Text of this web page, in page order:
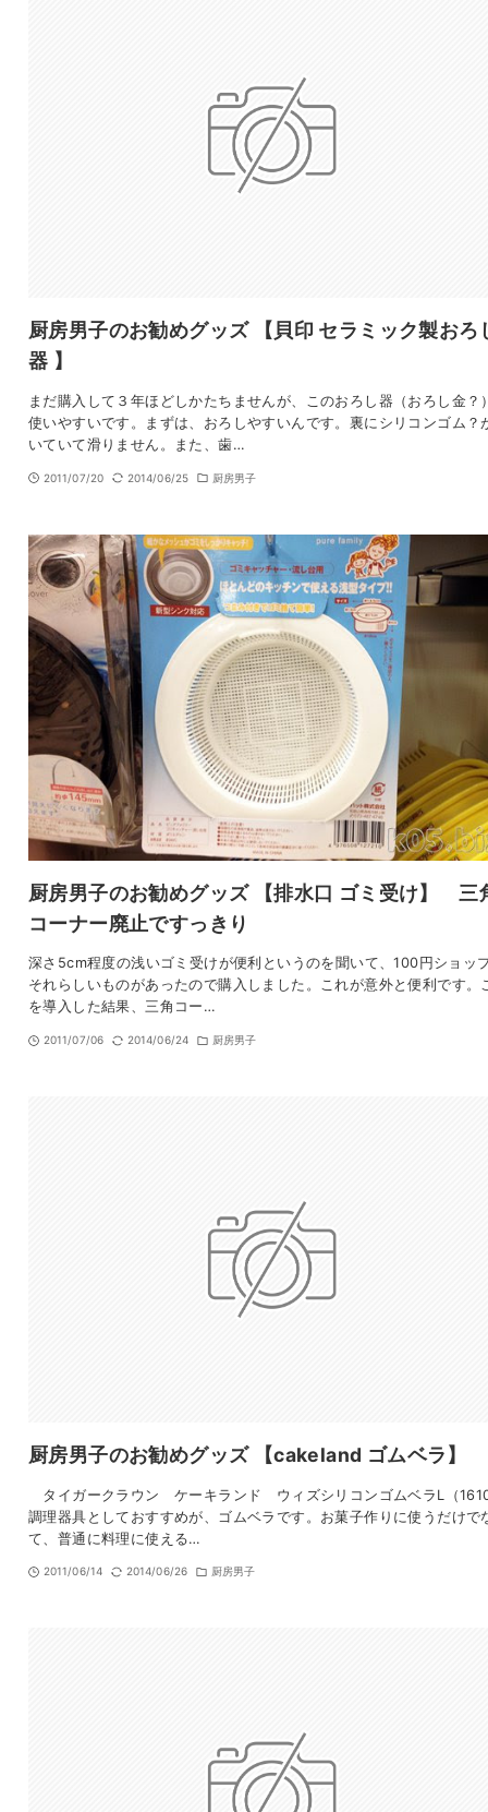
厨房男子のお勧めグッズ 【貝印 セラミック製おろ
器 】
まだ購入して３年ほどしかたちませんが、このおろし器（おろし金？
使いやすいです。まずは、おろしやすいんです。裏にシリコンゴム？
いていて滑りません。また、歯…
2011/07/20 2014/06/25 厨房男子
厨房男子のお勧めグッズ 【排水口 ゴミ受け】 三
コーナー廃止ですっきり
深さ5cm程度の浅いゴミ受けが便利というのを聞いて、100円ショッ
それらしいものがあったので購入しました。これが意外と便利です。
を導入した結果、三角コー…
2011/07/06 2014/06/24 厨房男子
厨房男子のお勧めグッズ 【cakeland ゴムベラ】
タイガークラウン ケーキランド ウィズシリコンゴムベラL（
調理器具としておすすめが、ゴムベラです。お菓子作りに使うだけで
て、普通に料理に使える…
2011/06/14 2014/06/26 厨房男子